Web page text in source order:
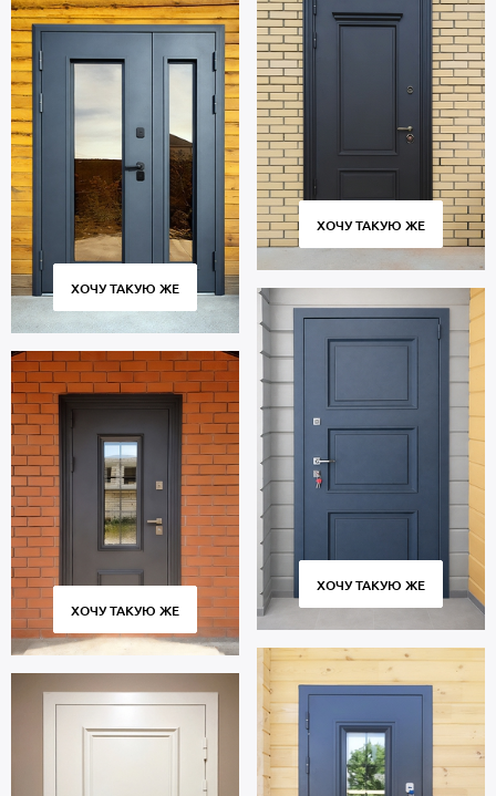
ХОЧУ ТАКУЮ ЖЕ
ХОЧУ ТАКУЮ ЖЕ
ХОЧУ ТАКУЮ ЖЕ
ХОЧУ ТАКУЮ ЖЕ